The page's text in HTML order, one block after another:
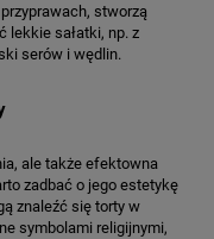
stworzą
lekkie sałatki, np. z
serów i wędlin.
ale także efektowna
zadbać o jego estetykę
znaleźć się torty w
symbolami religijnymi,